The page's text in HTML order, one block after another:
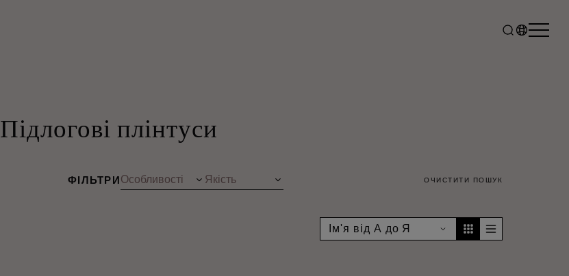
Підлогові плінтуси
ФІЛЬТРИ ОЧИСТИТИ ПОШУК